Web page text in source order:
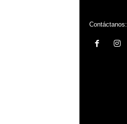
Contáctanos: